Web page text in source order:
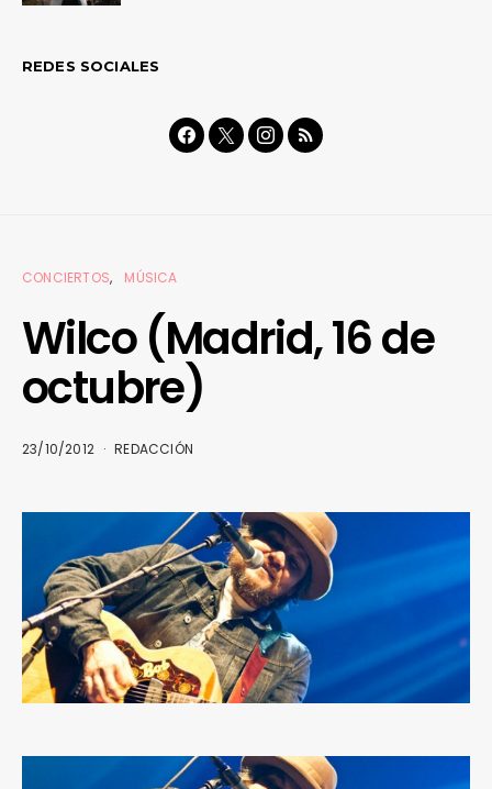
REDES SOCIALES
CONCIERTOS MÚSICA
Wilco (Madrid, 16 de
octubre)
23/10/2012 REDACCIÓN